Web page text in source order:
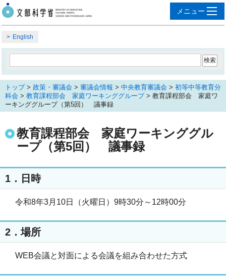
English
トップ> 政策・審議会 > 審議会情報 > 中央教育審議会 > 初等中等教育分
科会 > 教育課程部会 家庭ワーキンググループ> 教育課程部会 家庭ワ
ーキンググループ（第5回） 議事録
教育課程部会 家庭ワーキンググル
ープ（第5回） 議事録
1．日時
令和8年3月10日（火曜日）9時30分～12時00分
2．場所
WEB会議と対面による会議を組み合わせた方式